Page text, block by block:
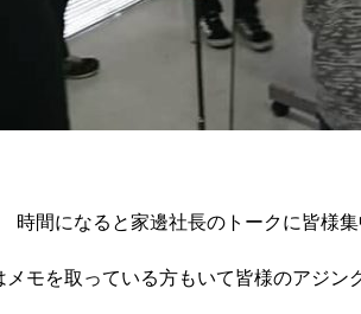
時間になると家邊社長のトークに皆様集
メモを取っている方もいて皆様のアジン